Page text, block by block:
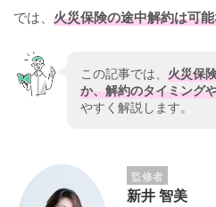
では、 火災保険の途中解約は可
この記事では、 火災保
か、解約のタイミング
やすく解説します。
監修者
新井 智美